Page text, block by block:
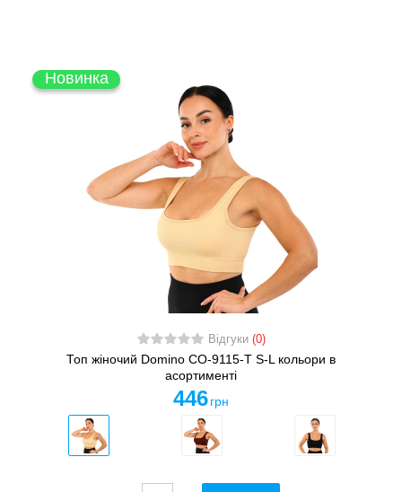
Новинка
Відгуки (0)
Топ жіночий Domino CO-9115-T S-L кольори в
асортименті
446 грн